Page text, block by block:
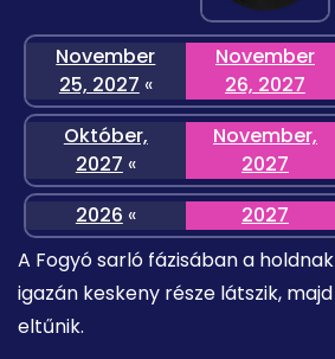
November
25, 2027 «
November
26, 2027
Október,
2027 «
November,
2027
2026 « 2027
A Fogyó sarló fázisában a
igazán keskeny része látszik,
eltűnik.